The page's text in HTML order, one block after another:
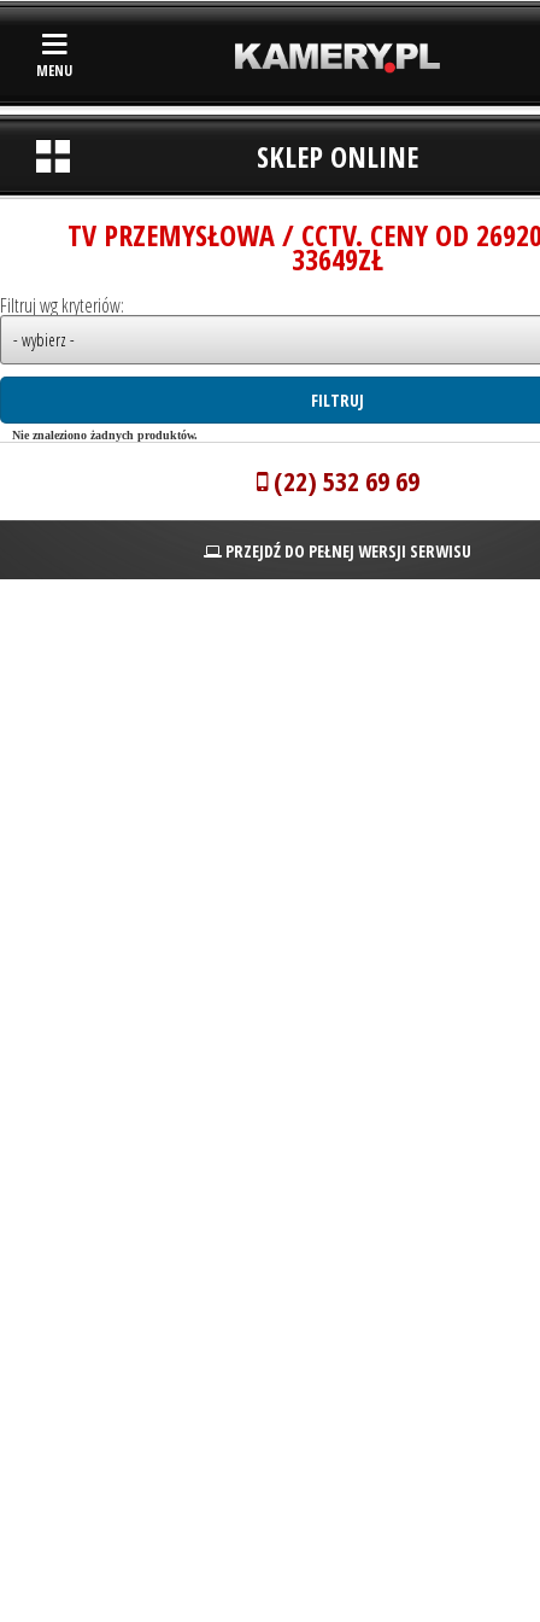
MENU
SKLEP ONLINE
TV PRZEMYSŁOWA / CCTV. CENY OD
33649ZŁ
Filtruj wg kryteriów:
Nie znaleziono żadnych produktów.
(22) 532 69 69
PRZEJDŹ DO PEŁNEJ WERSJI SERWISU